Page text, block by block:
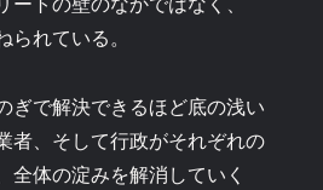
れている。
ぎで解決できるほど底の浅い
者、そして行政がそれぞれの
全体の淀みを解消していく